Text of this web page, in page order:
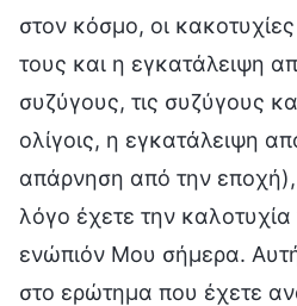
στον κόσμο, οι
τους και η εγκατάλειψη
συζύγους, τις συζύγους
ολίγοις, η εγκατάλειψη
απάρνηση από την εποχή),
λόγο έχετε την
ενώπιόν Μου σήμερα.
στο ερώτημα που έχετε